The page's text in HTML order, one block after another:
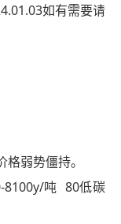
如有需要请
弱势僵持。
8100y/吨 80低碳